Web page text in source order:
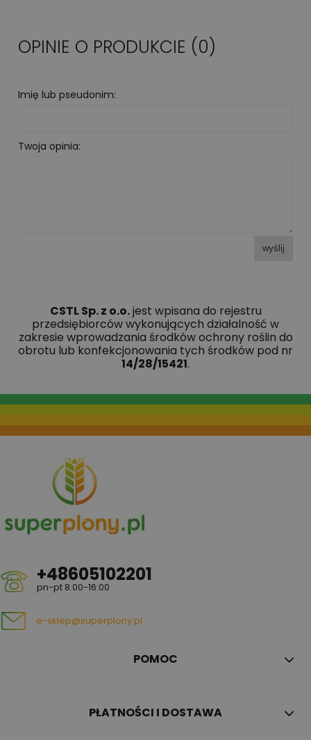
OPINIE O PRODUKCIE (0)
Imię lub pseudonim:
Twoja opinia:
wyślij
CSTL Sp. z o.o.jest wpisana do rejestru
przedsiębiorców wykonujących działalność w
zakresie wprowadzania środków ochrony roślin do
obrotu lub konfekcjonowania tych środków pod nr
14/28/15421.
+48605102201
pn-pt 8:00-16:00
e-sklep@superplony.pl
POMOC
PŁATNOŚCI I DOSTAWA